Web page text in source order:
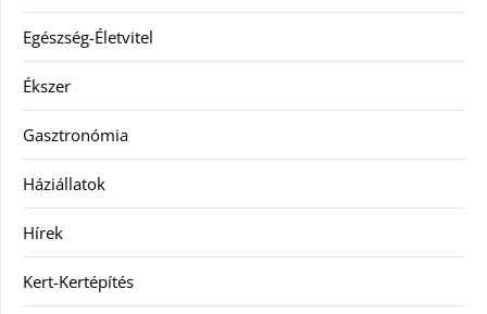
Egészség-Életvitel
Ékszer
Gasztronómia
Háziállatok
Hírek
Kert-Kertépítés